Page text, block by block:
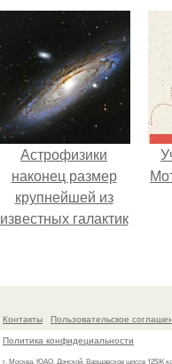
Астрофизики
наконец размер
крупнейшей из
известных галактик
Контакты
Пользовательское
Политика конфидециальности
г. Москва, ЮАО, Донской, Варшавское шоссе 125Ж